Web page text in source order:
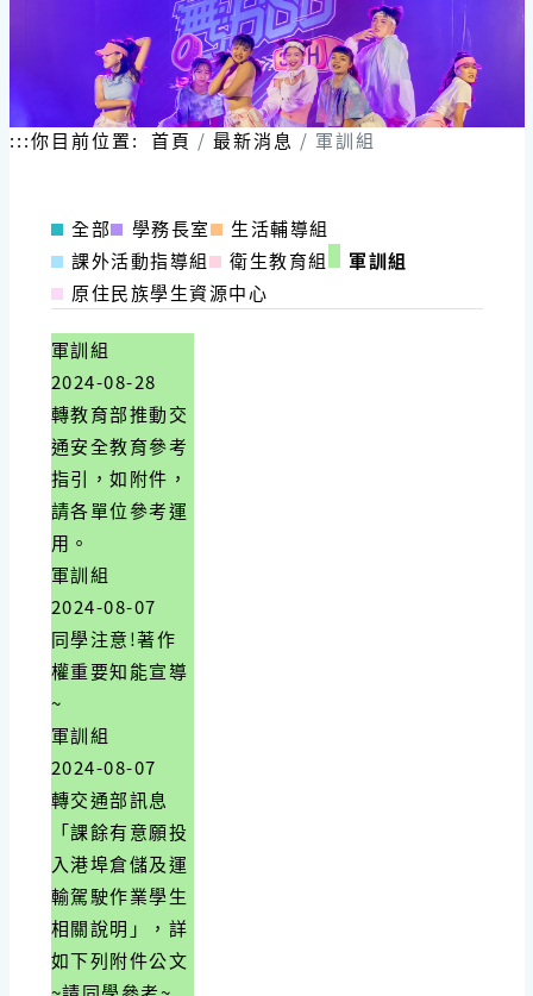
:::你目前位置: 首頁 最新消息 軍訓組
全部 學務長室
生活輔導組
課外活動指導組
衛生教育組
軍訓組
原住民族學生資源中心
軍訓組
2024-08-28
轉教育部推動交
通安全教育參考
指引，如附件，
請各單位參考運
用。
軍訓組
2024-08-07
同學注意!著作
權重要知能宣導
~
軍訓組
2024-08-07
轉交通部訊息
「課餘有意願投
入港埠倉儲及運
輸駕駛作業學生
相關說明」，詳
如下列附件公文